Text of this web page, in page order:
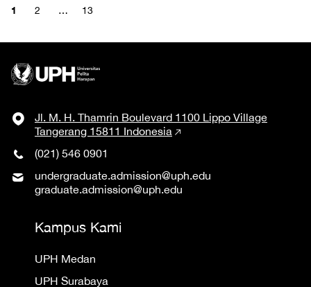
1 2 … 13
Jl. M. H. Thamrin Boulevard 1100 Lippo Village
Tangerang 15811 Indonesia
(021) 546 0901
undergraduate.admission@uph.edu
graduate.admission@uph.edu
Kampus Kami
UPH Medan
UPH Surabaya